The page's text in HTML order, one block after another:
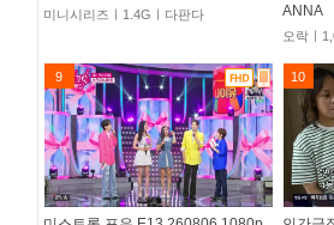
미니시리즈ㅣ1.4Gㅣ다판다
ANNA
오락ㅣ
9 10